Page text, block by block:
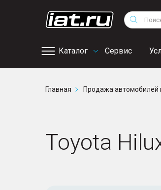
Поиск
Каталог Сервис
сервис
Снегоходы
Квадроциклы
Главная Продажа автомобилей
Toyota